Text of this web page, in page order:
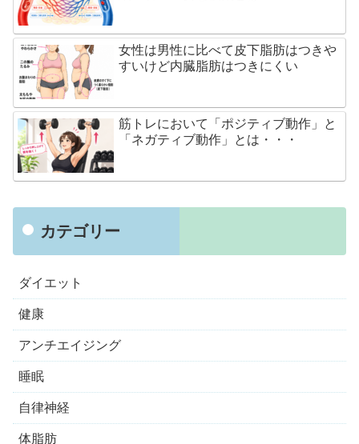
女性は男性に比べて皮下脂肪はつきや
すいけど内臓脂肪はつきにくい
筋トレにおいて「ポジティブ動作」と
「ネガティブ動作」とは・・・
カテゴリー
ダイエット
健康
アンチエイジング
睡眠
自律神経
体脂肪